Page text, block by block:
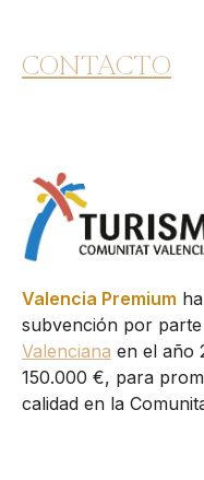
CONTACTO
Valencia Premium
subvención por parte
Valenciana en el año
150.000 €, para
calidad en la